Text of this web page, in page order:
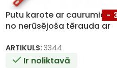
Putu karote ar caurumiem
no nerūsējoša tērauda ar
ARTIKULS: 3344
Ir noliktavā
-